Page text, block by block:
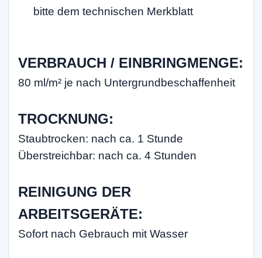
bitte dem technischen Merkblatt
VERBRAUCH / EINBRINGMENGE:
80 ml/m² je nach Untergrundbeschaffenheit
TROCKNUNG:
Staubtrocken: nach ca. 1 Stunde
Überstreichbar: nach ca. 4 Stunden
REINIGUNG DER
ARBEITSGERÄTE:
Sofort nach Gebrauch mit Wasser